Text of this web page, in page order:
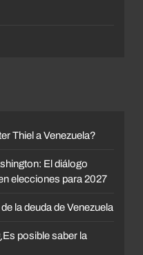
Thiel a Venezuela?
El diálogo
elecciones para 2027
la deuda de Venezuela
posible saber la